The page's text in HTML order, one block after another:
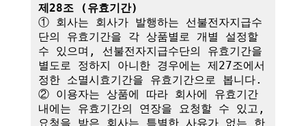
제28조 (유효기간)
① 회사는 회사가 발행하는 선불전자지급수
단의 유효기간을 각 상품별로 개별 설정할
수 있으며, 선불전자지급수단의 유효기간을
별도로 정하지 아니한 경우에는 제27조에서
정한 소멸시효기간을 유효기간으로 봅니다.
② 이용자는 상품에 따라 회사에 유효기간
내에는 유효기간의 연장을 요청할 수 있고,
요청을 받은 회사는 특별한 사유가 없는 한